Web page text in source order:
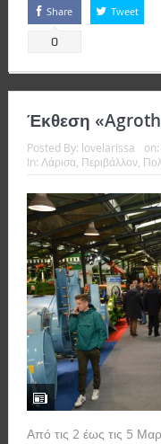
Share
0
Tweet
Έκθεση
Posted By: lovelarissa on:
In: Λάρισα, Περιβάλλον,
Από τις 2 έως τις 5